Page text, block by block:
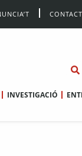
INVESTIGACIÓ